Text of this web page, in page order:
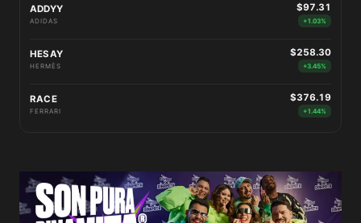
ADDYY
ADIDAS
$97.31
+1.03%
HESAY
HERMÈS
$258.30
+3.45%
RACE
FERRARI
$376.19
+1.44%